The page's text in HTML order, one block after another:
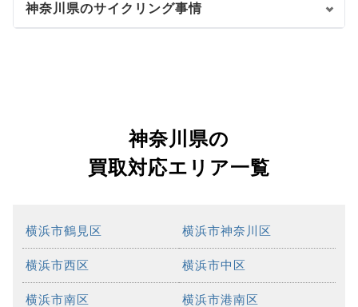
神奈川県のサイクリング事情
神奈川県の
買取対応エリア一覧
横浜市鶴見区 横浜市神奈川区
横浜市西区 横浜市中区
横浜市南区 横浜市港南区